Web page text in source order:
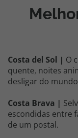
Costa del Sol | O
quente, noites
desligar do
Costa Brava |
escondidas entre
de um postal.